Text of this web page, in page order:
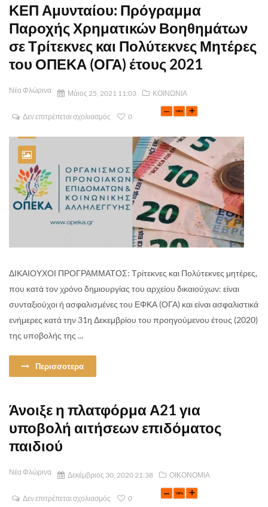
ΚΕΠ Αμυνταίου: Πρόγραμμα
Παροχής Χρηματικών Βοηθημάτων
σε Τρίτεκνες και Πολύτεκνες Μητέρες
του ΟΠΕΚΑ (ΟΓΑ) έτους 2021
Νέα Φλώρινα Μάιος 25, 2021 11:03 ΚΟΙΝΩΝΙΑ
Δεν επιτρέπεται σχολιασμός 0
ΔΙΚΑΙΟΥΧΟΙ ΠΡΟΓΡΑΜΜΑΤΟΣ: Τρίτεκνες και Πολύτεκνες μητέρες,
που κατά τον χρόνο δημιουργίας του αρχείου δικαιούχων: είναι
συνταξιούχοι ή ασφαλισμένες του ΕΦΚΑ (ΟΓΑ) και είναι ασφαλιστικά
ενήμερες κατά την 31η Δεκεμβρίου του προηγούμενου έτους (2020)
της υποβολής της ...
Περισσοτερα
Άνοιξε η πλατφόρμα Α21 για
υποβολή αιτήσεων επιδόματος
παιδιού
Νέα Φλώρινα Δεκέμβριος 30, 2020 21:38 ΟΙΚΟΝΟΜΙΑ
Δεν επιτρέπεται σχολιασμός 0